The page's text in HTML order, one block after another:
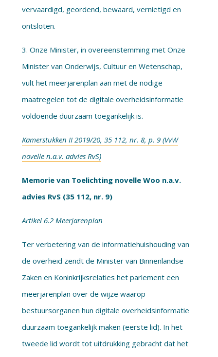
vervaardigd, geordend, bewaard, vernietigd en
ontsloten.
3. Onze Minister, in overeenstemming met Onze
Minister van Onderwijs, Cultuur en Wetenschap,
vult het meerjarenplan aan met de nodige
maatregelen tot de digitale overheidsinformatie
voldoende duurzaam toegankelijk is.
Kamerstukken II 2019/20, 35 112, nr. 8, p. 9 (VvW
novelle n.a.v. advies RvS)
Memorie van Toelichting novelle Woo n.a.v.
advies RvS (35 112, nr. 9)
Artikel 6.2 Meerjarenplan
Ter verbetering van de informatiehuishouding van
de overheid zendt de Minister van Binnenlandse
Zaken en Koninkrijksrelaties het parlement een
meerjarenplan over de wijze waarop
bestuursorganen hun digitale overheidsinformatie
duurzaam toegankelijk maken (eerste lid). In het
tweede lid wordt tot uitdrukking gebracht dat het